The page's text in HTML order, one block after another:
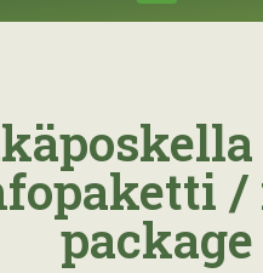
/
package